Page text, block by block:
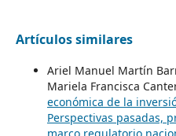
Artículos similares
Ariel Manuel Martín
Mariela Francisca
económica de la
Perspectivas pasadas,